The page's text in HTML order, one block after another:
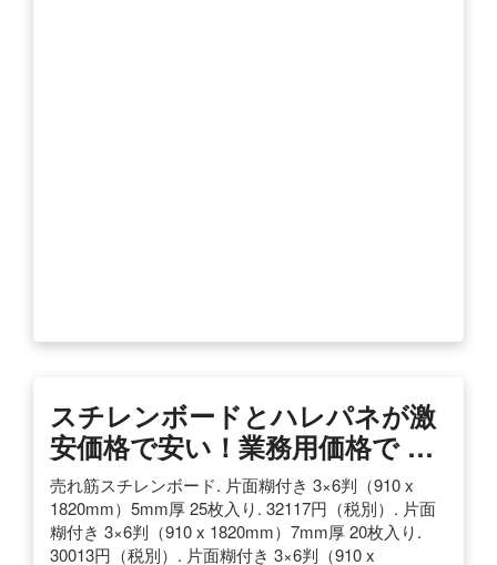
スチレンボードとハレパネが激
安価格で安い！業務用価格で …
売れ筋スチレンボード. 片面糊付き 3×6判（910 x
1820mm）5mm厚 25枚入り. 32117円（税別）. 片面
糊付き 3×6判（910 x 1820mm）7mm厚 20枚入り.
30013円（税別）. 片面糊付き 3×6判（910 x